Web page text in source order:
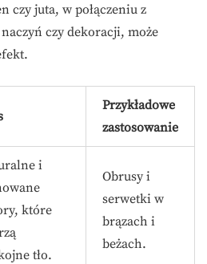
czy juta, w połączeniu z
czy dekoracji, może
Przykładowe
zastosowanie
i
które
tło.
Obrusy i
serwetki w
brązach i
beżach.